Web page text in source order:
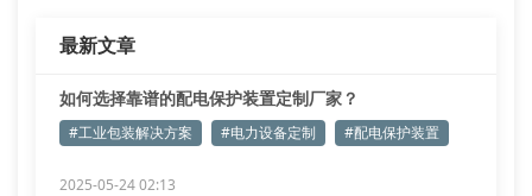
最新文章
如何选择靠谱的配电保护装置定制厂家？
#工业包装解决方案 #电力设备定制 #配电保护装置
2025-05-24 02:13